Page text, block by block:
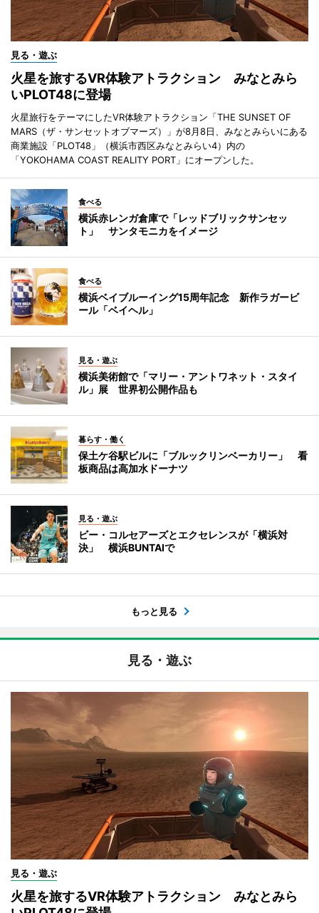
見る・遊ぶ
火星を旅するVR体験アトラクション みなとみら
いPLOT48に登場
火星旅行をテーマにしたVR体験アトラクション「THE SUNSET OF
MARS（ザ・サンセットオブマーズ）」が8月8日、みなとみらいにある
商業施設「PLOT48」（横浜市西区みなとみらい4）内の
「YOKOHAMA COAST REALITY PORT」にオープンした。
食べる
横浜赤レンガ倉庫で「レッドブリックサンセッ
ト」 サンタモニカをイメージ
食べる
横浜ベイブルーイング15周年記念 新作ラガービ
ール「ベイヘル」
見る・遊ぶ
横浜美術館で「マリー・アントワネット・スタイ
ル」展 世界初公開作品も
暮らす・働く
保土ケ谷駅ビルに「ブルックリンベーカリー」 看
板商品は高加水ドーナツ
見る・遊ぶ
ビー・コルセアーズとエクセレンスが「横浜対
決」 横浜BUNTAIで
もっと見る
見る・遊ぶ
見る・遊ぶ
火星を旅するVR体験アトラクション みなとみら